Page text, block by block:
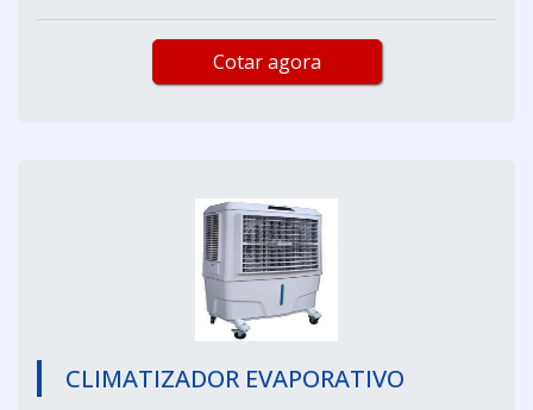
Cotar agora
CLIMATIZADOR EVAPORATIVO